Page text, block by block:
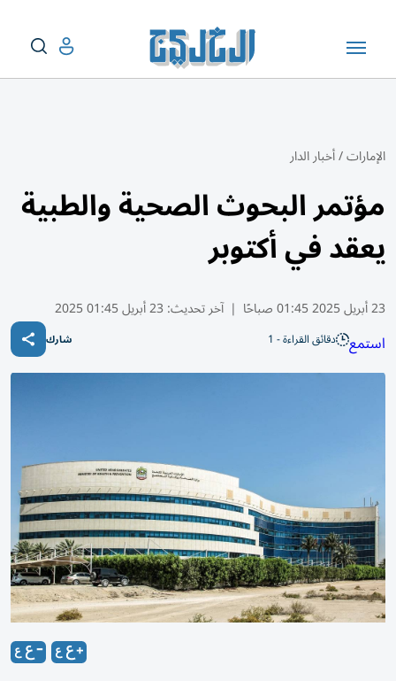
الإمارات/أخبار الدار
مؤتمر البحوث الصحية والطبية
يعقد في أكتوبر
23 أبريل 2025 01:45 صباحًا | آخر تحديث: 23 أبريل 01:45 2025
استمع دقائق القراءة - 1 شارك